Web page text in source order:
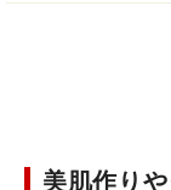
美肌作り